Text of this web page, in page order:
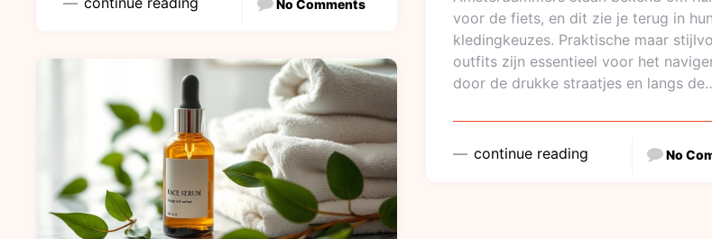
No Comments
voor de fiets, en dit zie je terug in hun
kledingkeuzes. Praktische maar
outfits zijn essentieel voor het
door de drukke straatjes en langs
continue reading No